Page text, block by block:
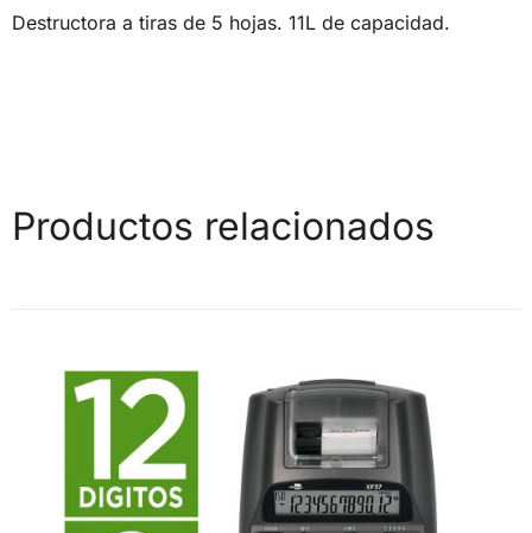
Destructora a tiras de 5 hojas. 11L de capacidad.
Productos relacionados